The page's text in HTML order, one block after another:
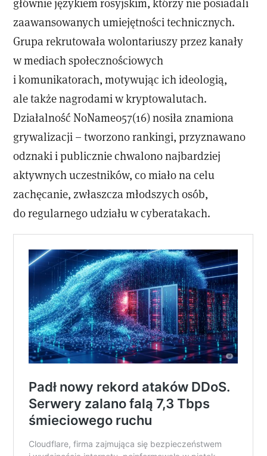
zaawansowanych umiejętności technicznych.
Grupa rekrutowała wolontariuszy przez kanały
w mediach społecznościowych
i komunikatorach, motywując ich ideologią,
ale także nagrodami w kryptowalutach.
Działalność NoName057(16) nosiła znamiona
grywalizacji – tworzono rankingi, przyznawano
odznaki i publicznie chwalono najbardziej
aktywnych uczestników, co miało na celu
zachęcanie, zwłaszcza młodszych osób,
do regularnego udziału w cyberatakach.